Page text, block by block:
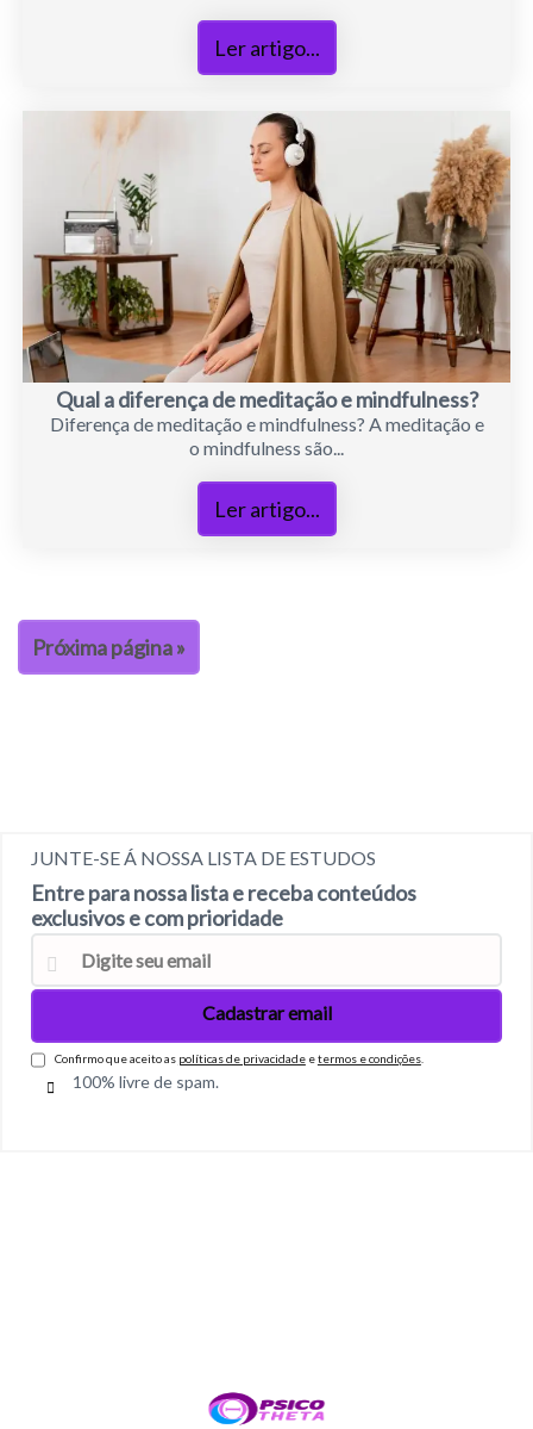
Ler artigo...
Qual a diferença de meditação e mindfulness?
Diferença de meditação e mindfulness? A meditação e
o mindfulness são...
Ler artigo...
Próxima página »
JUNTE-SE Á NOSSA LISTA DE ESTUDOS
Entre para nossa lista e receba conteúdos
exclusivos e com prioridade
Confirmo que aceito as políticas de privacidadeetermos e condições.
100% livre de spam.